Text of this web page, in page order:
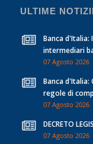
ULTIME
Banca d'Italia:
intermediari
07 Agosto 2026
Banca d'Italia:
regole di
07 Agosto 2026
DECRETO
07 Agosto 2026